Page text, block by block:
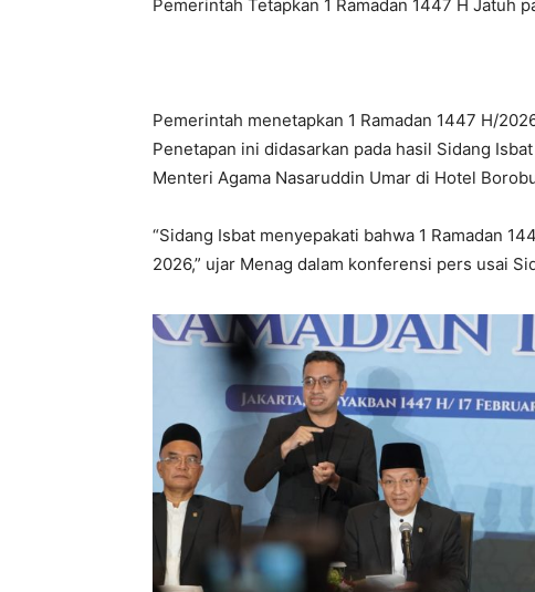
Pemerintah Tetapkan 1 Ramadan 1447 H Jatuh
Pemerintah menetapkan 1 Ramadan 1447 H/
Penetapan ini didasarkan pada hasil Sidang
Menteri Agama Nasaruddin Umar di Hotel
“Sidang Isbat menyepakati bahwa 1 Ramadan
2026,” ujar Menag dalam konferensi pers usai